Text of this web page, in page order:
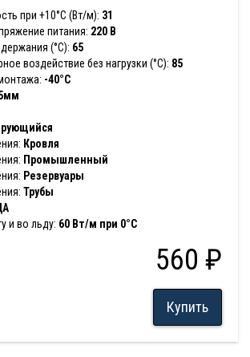
при +10°С (Вт/м): 31
питания: 220 В
(°С): 65
воздействие без нагрузки (°С): 85
-40°С
Кровля
Промышленный
Резервуары
Трубы
и во льду: 60 Вт/м при 0°C
560 ₽
Купить